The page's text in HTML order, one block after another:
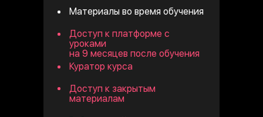
Материалы во время обучения
Доступ к платформе с
уроками
на 9 месяцев после обучения
Куратор курса
Доступ к закрытым
материалам